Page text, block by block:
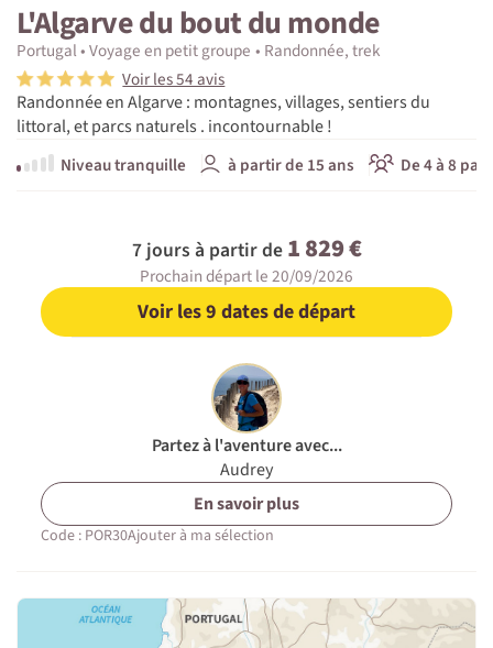
L'Algarve du bout du monde
Portugal Voyage en petit groupe
Randonnée, trek
Voir les 54 avis
Randonnée en Algarve : montagnes, villages, sentiers du
littoral, et parcs naturels . incontournable !
Niveau tranquille
à partir de 15 ans De 4 à 8
7 jours à partir de 1 829 €
Prochain départ le 20/09/2026
Voir les 9 dates de départ
Partez à l'aventure avec...
Audrey
En savoir plus
Code : POR30Ajouter à ma sélection